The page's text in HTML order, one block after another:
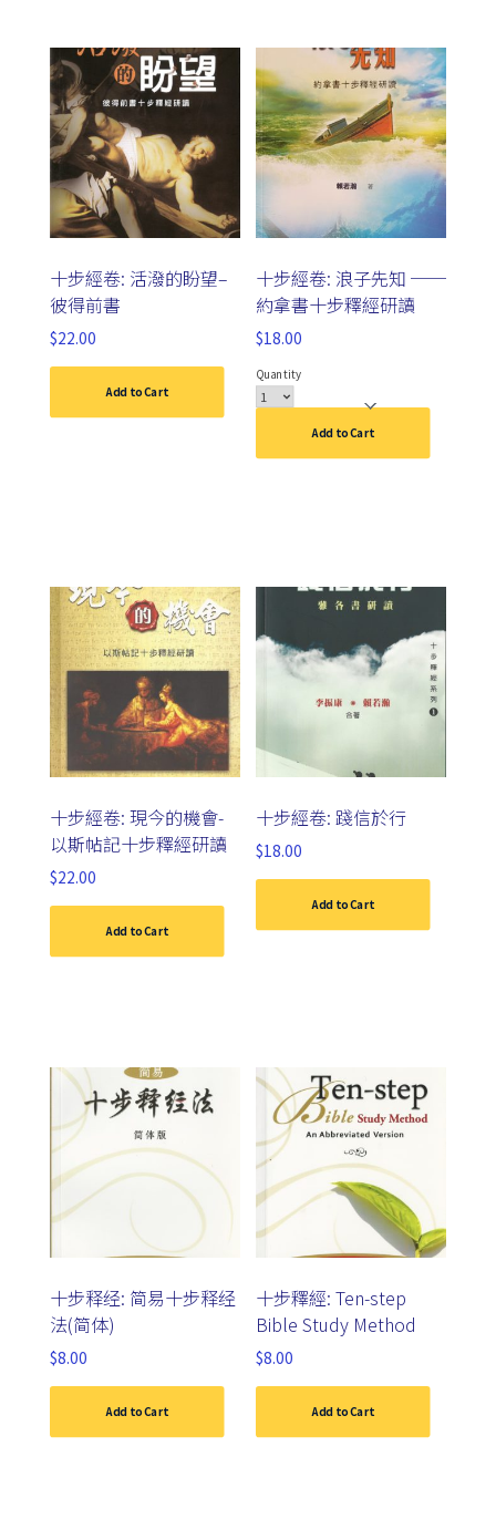
十步經卷: 活潑的盼望–
彼得前書
$22.00
Add to Cart
十步經卷: 浪子先知 ──
約拿書十步釋經研讀
$18.00
Quantity
Add to Cart
十步經卷: 現今的機會-
以斯帖記十步釋經研讀
$22.00
Add to Cart
十步經卷: 踐信於行
$18.00
Add to Cart
十步释经: 简易十步释经
法(简体)
$8.00
Add to Cart
十步釋經: Ten-step
Bible Study Method
$8.00
Add to Cart